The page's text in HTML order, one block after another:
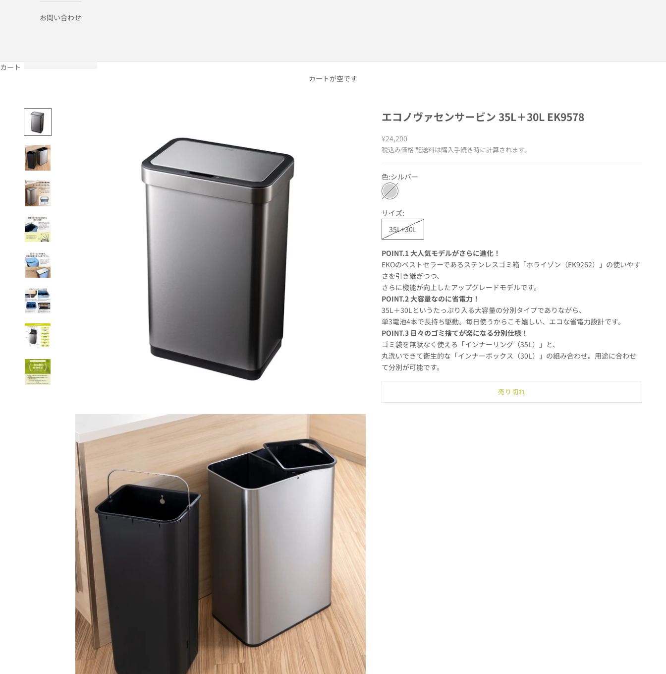
お問い合わせ
カート
カートが空です
エコノヴァセンサービン 35L＋30L EK9578
セール価格
¥24,200
税込み価格 配送料は購入手続き時に計算されます。
色:シルバー
シルバー
サイズ:
35L+30L
POINT.1 大人気モデルがさらに進化！
EKOのベストセラーであるステンレスゴミ箱「ホライゾン（EK9262）」の使いやす
さを引き継ぎつつ、
さらに機能が向上したアップグレードモデルです。
POINT.2 大容量なのに省電力！
35L＋30Lというたっぷり入る大容量の分別タイプでありながら、
単3電池4本で長持ち駆動。毎日使うからこそ嬉しい、エコな省電力設計です。
POINT.3 日々のゴミ捨てが楽になる分別仕様！
ゴミ袋を無駄なく使える「インナーリング（35L）」と、
丸洗いできて衛生的な「インナーボックス（30L）」の組み合わせ。用途に合わせ
て分別が可能です。
売り切れ